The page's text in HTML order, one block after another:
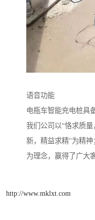
语音功能
电瓶车智能充电桩具
我们公司以“恪求质量
新，精益求精”为精
为理念，赢得了广大
http://www.mklxt.com